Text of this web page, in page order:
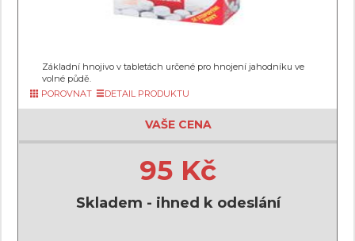
Základní hnojivo v tabletách určené pro hnojení jahodníku ve
volné půdě.
POROVNAT
DETAIL PRODUKTU
VAŠE CENA
95 Kč
Skladem - ihned k odeslání